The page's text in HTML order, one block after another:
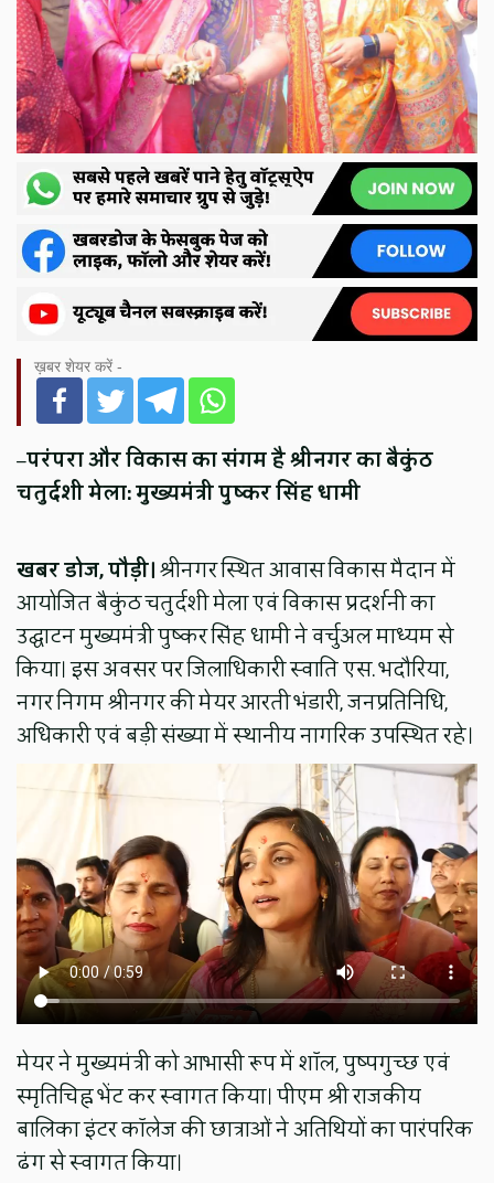
ख़बर शेयर करें -
–परंपरा और विकास का संगम है श्रीनगर का बैकुंठ
चतुर्दशी मेला: मुख्यमंत्री पुष्कर सिंह धामी
खबर डोज, पौड़ी।श्रीनगर स्थित आवास विकास मैदान में
आयोजित बैकुंठ चतुर्दशी मेला एवं विकास प्रदर्शनी का
उद्घाटन मुख्यमंत्री पुष्कर सिंह धामी ने वर्चुअल माध्यम से
किया। इस अवसर पर जिलाधिकारी स्वाति एस. भदौरिया,
नगर निगम श्रीनगर की मेयर आरती भंडारी, जनप्रतिनिधि,
अधिकारी एवं बड़ी संख्या में स्थानीय नागरिक उपस्थित रहे।
मेयर ने मुख्यमंत्री को आभासी रूप में शॉल, पुष्पगुच्छ एवं
स्मृतिचिह्न भेंट कर स्वागत किया। पीएम श्री राजकीय
बालिका इंटर कॉलेज की छात्राओं ने अतिथियों का पारंपरिक
ढंग से स्वागत किया।